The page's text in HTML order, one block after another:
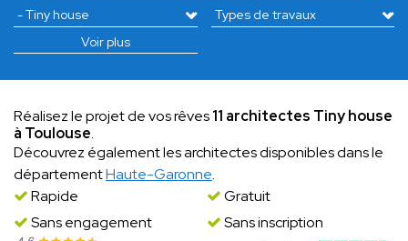
Voir plus
Réalisez le projet de vos rêves11 architectes Tiny house
à Toulouse.
Découvrez également les architectes disponibles dans le
départementHaute-Garonne.
Rapide
Gratuit
Sans engagement
Sans inscription